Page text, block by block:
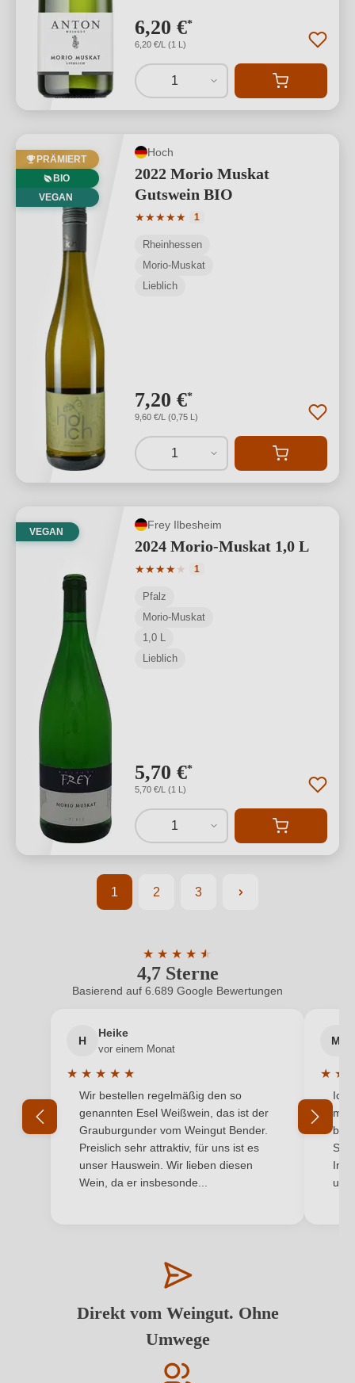
6,20 €*
6,20 €/L (1 L)
1
PRÄMIERT
BIO
VEGAN
Hoch
2022 Morio Muskat
Gutswein BIO
★★★★★
Durchschnittliche Bewertung von 5
1
Rheinhessen
Morio-Muskat
Lieblich
7,20 €*
9,60 €/L (0,75 L)
1
VEGAN
Frey Ilbesheim
2024 Morio-Muskat 1,0 L
★★★★★
Durchschnittliche Bewertung von 4
1
Pfalz
Morio-Muskat
1,0 L
Lieblich
5,70 €*
5,70 €/L (1 L)
1
Seite
1
Seite
2
Seite
3
4,7 Sterne
★ ★ ★ ★ ★
★
Durchschnittliche Bewertung von 4.7
Basierend auf 6.689 Google Bewertungen
H
Heike
vor einem Monat
★ ★ ★ ★ ★
Durchschnittliche Bewertung von 5 von 5 Sternen
Wir bestellen regelmäßig den so
genannten Esel Weißwein, das ist der
Grauburgunder vom Weingut Bender.
Preislich sehr attraktiv, für uns ist es
unser Hauswein. Wir lieben diesen
Wein, da er insbesonde...
M
★ ★
Ich
mit
und
Direkt vom Weingut. Ohne
Umwege